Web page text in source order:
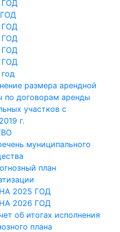
ГОД
ГОД
ГОД
ГОД
ГОД
размера арендной
по договорам аренды
участков с
г.
муниципального
план
НА 2025 ГОД
НА 2026 ГОД
об итогах исполнения
плана